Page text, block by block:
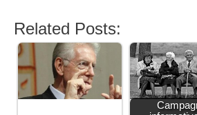
Related Posts: